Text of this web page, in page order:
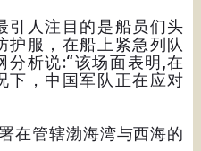
引人注目的是船员们头
护服，在船上紧急列队
分析说:“该场面表明,在
下，中国军队正在应对
在管辖渤海湾与西海的